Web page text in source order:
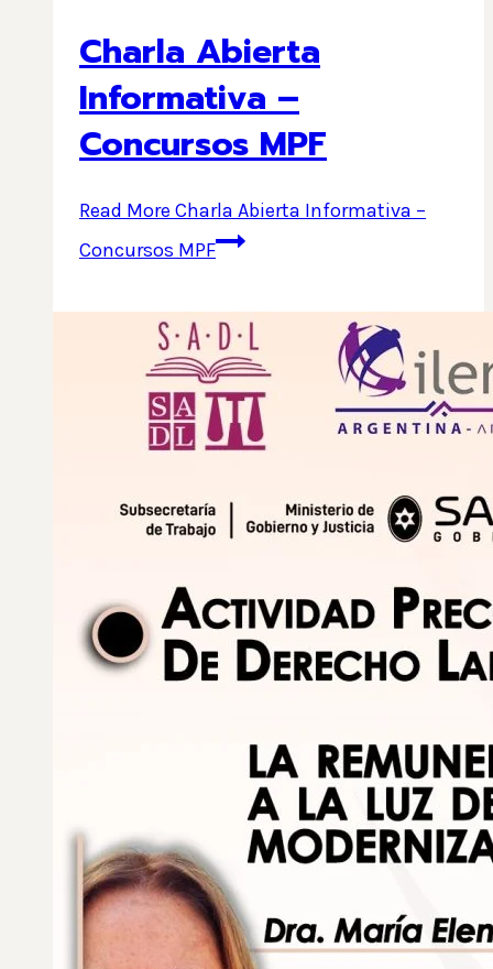
Charla Abierta
Informativa –
Concursos MPF
Read More Charla Abierta Informativa –
Concursos MPF